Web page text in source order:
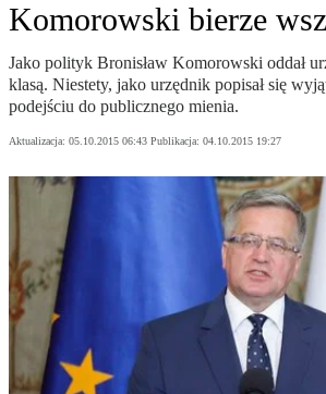
Komorowski bierze
Jako polityk Bronisław Komorowski oddał
klasą. Niestety, jako urzędnik popisał się
podejściu do publicznego mienia.
Aktualizacja: 05.10.2015 06:43 Publikacja: 04.10.2015 19:27